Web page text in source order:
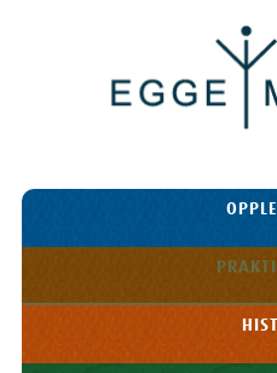
Museum
HOPP